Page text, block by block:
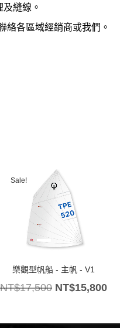
縫線。
絡各區域經銷商或我們。
Sale!
樂觀型帆船 - 主帆 - V1
NT$17,500 NT$15,800